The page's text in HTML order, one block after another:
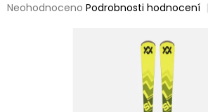
Průměrné
Neohodnoceno Podrobnosti hodnocení